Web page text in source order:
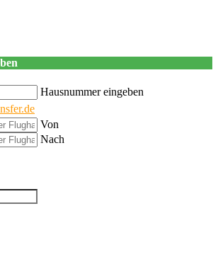
Hausnummer eingeben
Von
Nach